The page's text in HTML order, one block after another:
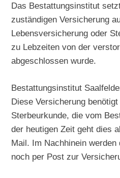
Das Bestattungsinstitut
zuständigen Versicherung
Lebensversicherung oder
zu Lebzeiten von der
abgeschlossen wurde.
Bestattungsinstitut
Diese Versicherung
Sterbeurkunde, die vom
der heutigen Zeit geht dies
Mail. Im Nachhinein
noch per Post zur